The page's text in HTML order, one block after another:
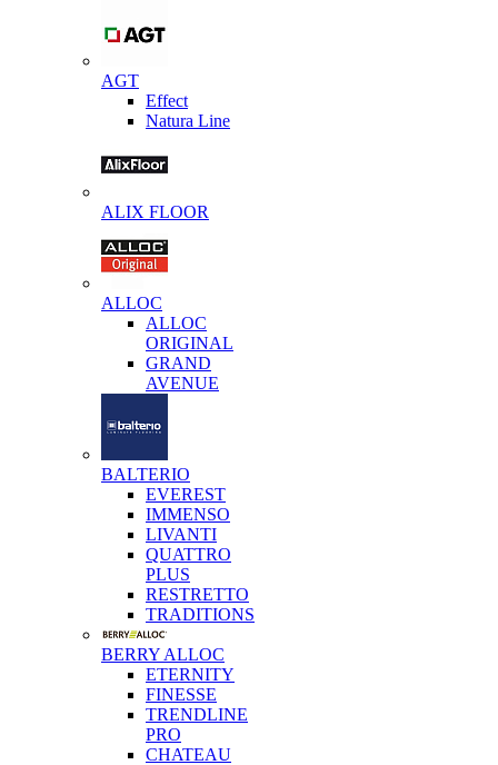
AGT
Effect
Natura Line
ALIX FLOOR
ALLOC
ALLOC
ORIGINAL
GRAND
AVENUE
BALTERIO
EVEREST
IMMENSO
LIVANTI
QUATTRO
PLUS
RESTRETTO
TRADITIONS
BERRY ALLOC
ETERNITY
FINESSE
TRENDLINE
PRO
CHATEAU